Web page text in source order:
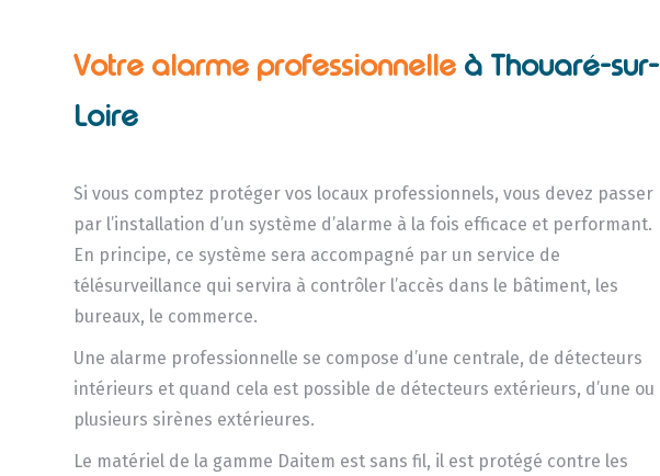
Votre alarme professionnelle à Thouaré-sur-
Loire
Si vous comptez protéger vos locaux professionnels, vous devez passer
par l’installation d’un système d’alarme à la fois efficace et performant.
En principe, ce système sera accompagné par un service de
télésurveillance qui servira à contrôler l’accès dans le bâtiment, les
bureaux, le commerce.
Une alarme professionnelle se compose d’une centrale, de détecteurs
intérieurs et quand cela est possible de détecteurs extérieurs, d’une ou
plusieurs sirènes extérieures.
Le matériel de la gamme Daitem est sans fil, il est protégé contre les